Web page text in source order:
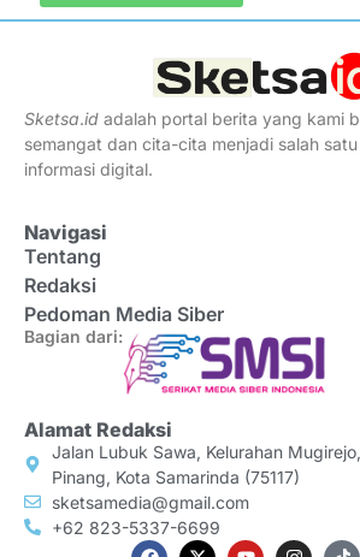
Sketsa.id adalah portal berita yang kami
semangat dan cita-cita menjadi salah
informasi digital.
Navigasi
Tentang
Redaksi
Pedoman Media Siber
Bagian dari:
Alamat Redaksi
Jalan Lubuk Sawa, Kelurahan
Pinang, Kota Samarinda (75117)
sketsamedia@gmail.com
+62 823-5337-6699